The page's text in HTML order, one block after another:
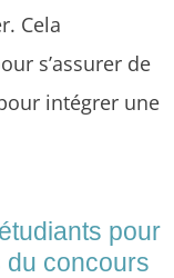
Cela
s’assurer de
intégrer une
pour
du concours